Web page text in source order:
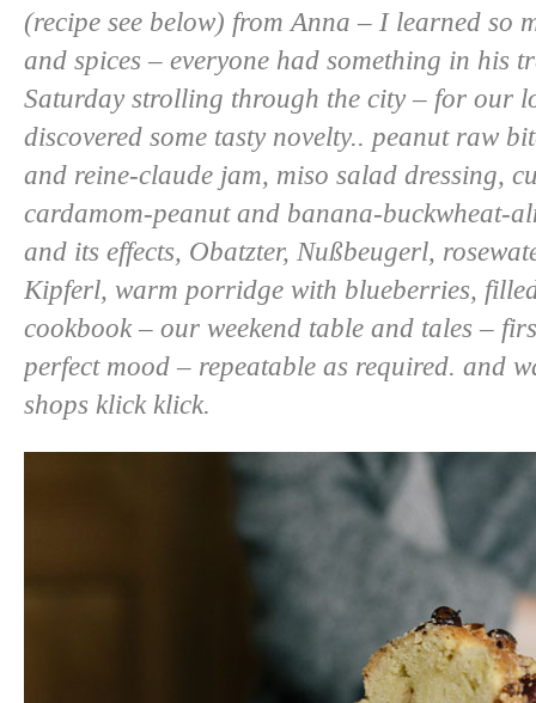
(recipe see below) from Anna – I learned so
and spices – everyone had something in his
Saturday strolling through the city – for our
discovered some tasty novelty.. peanut raw
and reine-claude jam, miso salad dressing,
cardamom-peanut and banana-buckwheat-
and its effects, Obatzter, Nußbeugerl,
Kipferl, warm porridge with blueberries,
cookbook – our weekend table and tales –
perfect mood – repeatable as required. and
shops klick klick.